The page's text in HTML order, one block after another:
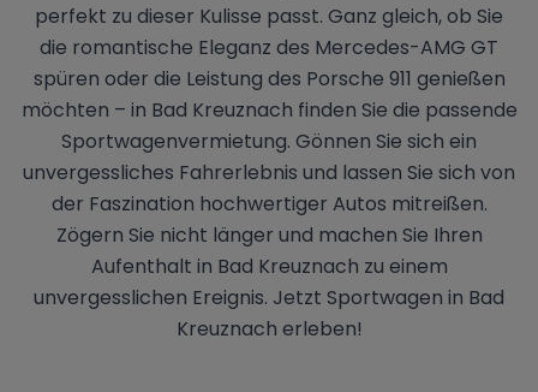
perfekt zu dieser Kulisse passt. Ganz gleich, ob Sie
die romantische Eleganz des Mercedes-AMG GT
spüren oder die Leistung des Porsche 911 genießen
möchten – in Bad Kreuznach finden Sie die passende
Sportwagenvermietung. Gönnen Sie sich ein
unvergessliches Fahrerlebnis und lassen Sie sich von
der Faszination hochwertiger Autos mitreißen.
Zögern Sie nicht länger und machen Sie Ihren
Aufenthalt in Bad Kreuznach zu einem
unvergesslichen Ereignis. Jetzt Sportwagen in Bad
Kreuznach erleben!